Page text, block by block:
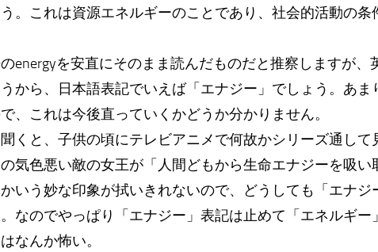
。これは資源エネルギーのことであり、社会的活動の条
energyを安直にそのまま読んだものだと推察しますが、
から、日本語表記でいえば「エナジー」でしょう。あま
、これは今後直っていくかどうか分かりません。
くと、子供の頃にテレビアニメで何故かシリーズ通して
気色悪い敵の女王が「人間どもから生命エナジーを吸い
いう妙な印象が拭いきれないので、どうしても「エナジ
なのでやっぱり「エナジー」表記は止めて「エネルギー
なんか怖い。